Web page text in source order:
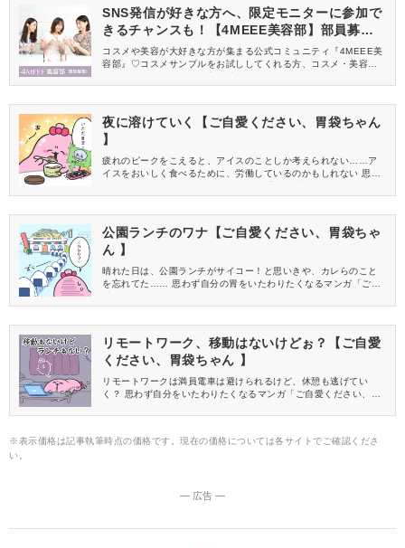
SNS発信が好きな方へ、限定モニターに参加で
きるチャンスも！【4MEEE美容部】部員募集
中
コスメや美容が大好きな方が集まる公式コミュニティ『4MEEE美
容部』♡コスメサンプルをお試ししてくれる方、コスメ・美容情報
夜に溶けていく【ご自愛ください、胃袋ちゃん
】
疲れのピークをこえると、アイスのことしか考えられない……ア
イスをおいしく食べるために、労働しているのかもしれない 思わ
ゃん」はじまります。
公園ランチのワナ【ご自愛ください、胃袋ちゃ
ん 】
晴れた日は、公園ランチがサイコー！と思いきや、カレらのこと
を忘れてた…… 思わず自分の胃をいたわりたくなるマンガ「ご自
リモートワーク、移動はないけどぉ？【ご自愛
ください、胃袋ちゃん 】
リモートワークは満員電車は避けられるけど、休憩も逃げてい
く？ 思わず自分をいたわりたくなるマンガ「ご自愛ください、胃
※表示価格は記事執筆時点の価格です。現在の価格については各サイトでご確認くださ
い。
― 広告 ―